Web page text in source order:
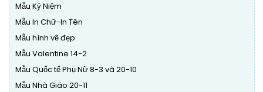
Mẫu Kỷ Niệm
Mẫu In Chữ-In Tên
Mẫu hình vẽ đẹp
Mẫu Valentine 14-2
Mẫu Quốc tế Phụ Nữ 8-3 và 20-10
Mẫu Nhà Giáo 20-11